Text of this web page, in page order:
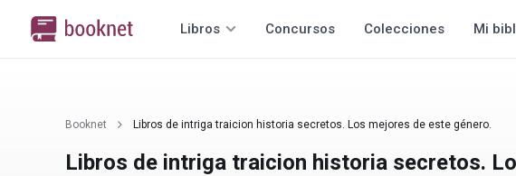
Libros Concursos Colecciones Mi
Booknet Libros de intriga traicion historia secretos. Los mejores de este género.
Libros de intriga traicion historia secretos.